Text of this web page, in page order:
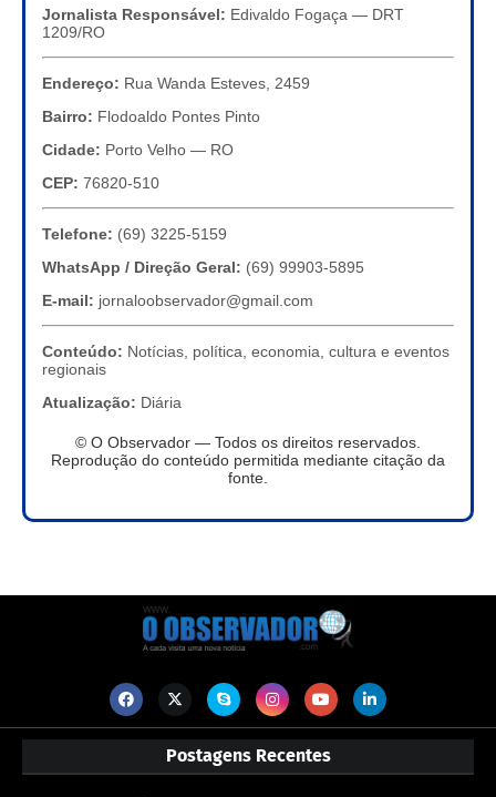
Jornalista Responsável: Edivaldo Fogaça — DRT
1209/RO
Endereço: Rua Wanda Esteves, 2459
Bairro: Flodoaldo Pontes Pinto
Cidade: Porto Velho — RO
CEP: 76820-510
Telefone: (69) 3225-5159
WhatsApp / Direção Geral: (69) 99903-5895
E-mail: jornaloobservador@gmail.com
Conteúdo: Notícias, política, economia, cultura e eventos
regionais
Atualização: Diária
© O Observador — Todos os direitos reservados.
Reprodução do conteúdo permitida mediante citação da
fonte.
Postagens Recentes